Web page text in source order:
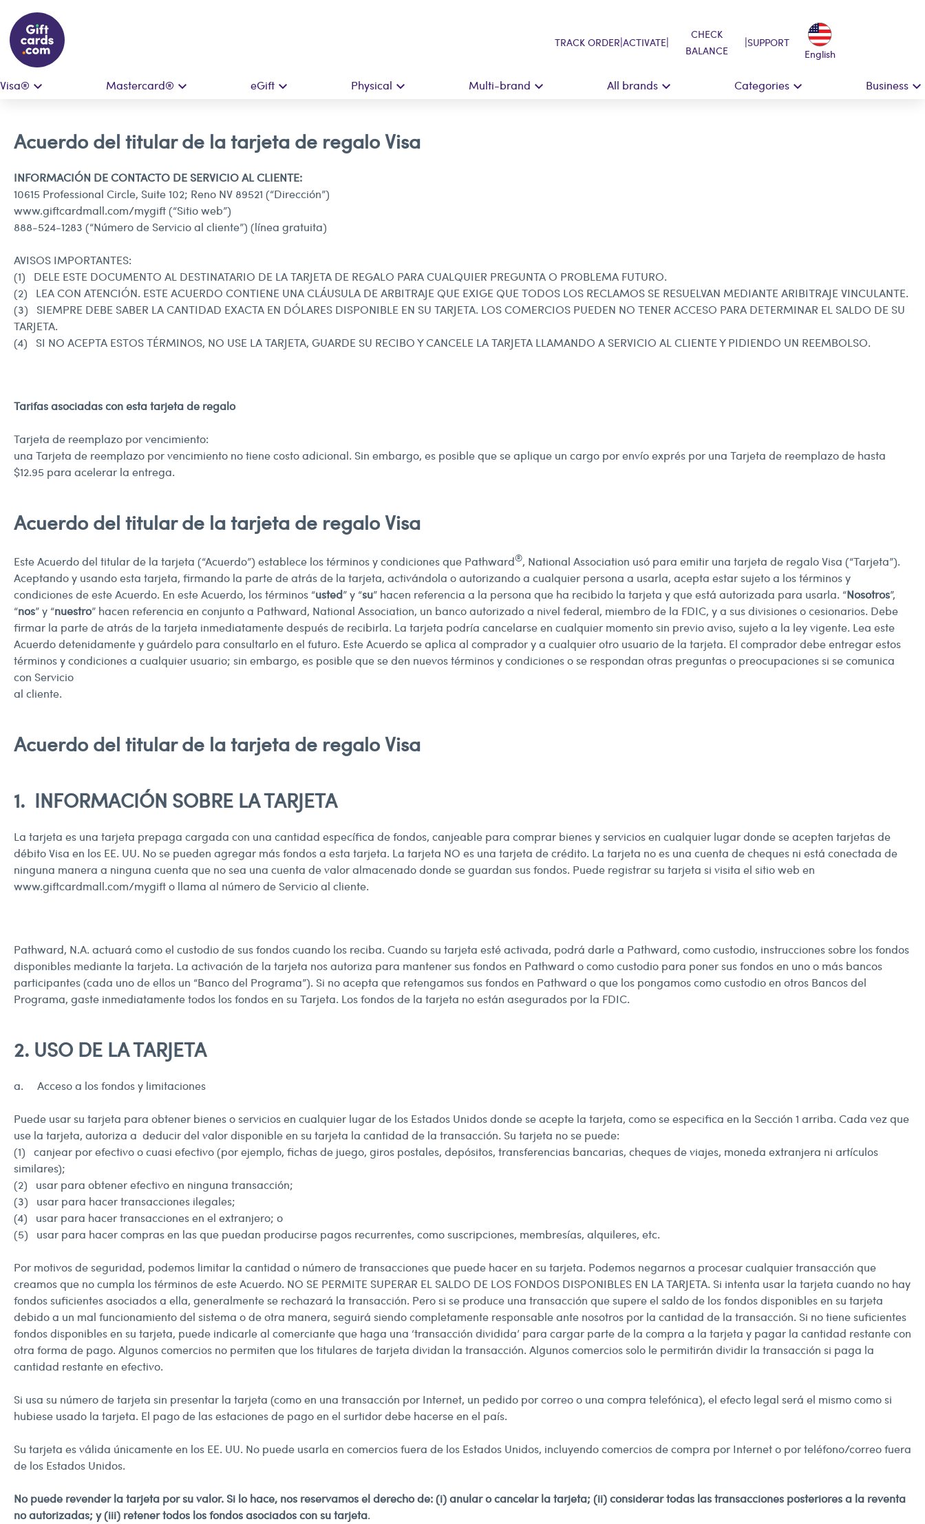
TRACK ORDER|ACTIVATE|
CHECK
BALANCE
|SUPPORT
English
Visa® Mastercard® eGift Physical Multi-brand All brands Categories Business
Acuerdo del titular de la tarjeta de regalo Visa
INFORMACIÓN DE CONTACTO DE SERVICIO AL CLIENTE:
10615 Professional Circle, Suite 102; Reno NV 89521 (“Dirección”)
www.giftcardmall.com/mygift(“Sitio web”)
888-524-1283 (“Número de Servicio al cliente”) (línea gratuita)
AVISOS IMPORTANTES:
(1) DELE ESTE DOCUMENTO AL DESTINATARIO DE LA TARJETA DE REGALO PARA CUALQUIER PREGUNTA O PROBLEMA FUTURO.
(2) LEA CON ATENCIÓN. ESTE ACUERDO CONTIENE UNA CLÁUSULA DE ARBITRAJE QUE EXIGE QUE TODOS LOS RECLAMOS SE RESUELVAN MEDIANTE ARIBITRAJE VINCULANTE.
(3) SIEMPRE DEBE SABER LA CANTIDAD EXACTA EN DÓLARES DISPONIBLE EN SU TARJETA. LOS COMERCIOS PUEDEN NO TENER ACCESO PARA DETERMINAR EL SALDO DE SU
TARJETA.
(4) SI NO ACEPTA ESTOS TÉRMINOS, NO USE LA TARJETA, GUARDE SU RECIBO Y CANCELE LA TARJETA LLAMANDO A SERVICIO AL CLIENTE Y PIDIENDO UN REEMBOLSO.
Tarifas asociadas con esta tarjeta de regalo
Tarjeta de reemplazo por vencimiento:
una Tarjeta de reemplazo por vencimiento no tiene costo adicional. Sin embargo, es posible que se aplique un cargo por envío exprés por una Tarjeta de reemplazo de hasta
$12.95 para acelerar la entrega.
Acuerdo del titular de la tarjeta de regalo Visa
Este Acuerdo del titular de la tarjeta (“Acuerdo”) establece los términos y condiciones que Pathward®, National Association usó para emitir una tarjeta de regalo Visa (“Tarjeta”).
Aceptando y usando esta tarjeta, firmando la parte de atrás de la tarjeta, activándola o autorizando a cualquier persona a usarla, acepta estar sujeto a los términos y
condiciones de este Acuerdo. En este Acuerdo, los términos “usted” y “su” hacen referencia a la persona que ha recibido la tarjeta y que está autorizada para usarla. “Nosotros”,
“nos” y “nuestro” hacen referencia en conjunto a Pathward, National Association, un banco autorizado a nivel federal, miembro de la FDIC, y a sus divisiones o cesionarios. Debe
firmar la parte de atrás de la tarjeta inmediatamente después de recibirla. La tarjeta podría cancelarse en cualquier momento sin previo aviso, sujeto a la ley vigente. Lea este
Acuerdo detenidamente y guárdelo para consultarlo en el futuro. Este Acuerdo se aplica al comprador y a cualquier otro usuario de la tarjeta. El comprador debe entregar estos
términos y condiciones a cualquier usuario; sin embargo, es posible que se den nuevos términos y condiciones o se respondan otras preguntas o preocupaciones si se comunica
con Servicio
al cliente.
Acuerdo del titular de la tarjeta de regalo Visa
1. INFORMACIÓN SOBRE LA TARJETA
La tarjeta es una tarjeta prepaga cargada con una cantidad específica de fondos, canjeable para comprar bienes y servicios en cualquier lugar donde se acepten tarjetas de
débito Visa en los EE. UU. No se pueden agregar más fondos a esta tarjeta. La tarjeta NO es una tarjeta de crédito. La tarjeta no es una cuenta de cheques ni está conectada de
ninguna manera a ninguna cuenta que no sea una cuenta de valor almacenado donde se guardan sus fondos. Puede registrar su tarjeta si visita el sitio web en
www.giftcardmall.com/mygifto llama al número de Servicio al cliente.
Pathward, N.A. actuará como el custodio de sus fondos cuando los reciba. Cuando su tarjeta esté activada, podrá darle a Pathward, como custodio, instrucciones sobre los fondos
disponibles mediante la tarjeta. La activación de la tarjeta nos autoriza para mantener sus fondos en Pathward o como custodio para poner sus fondos en uno o más bancos
participantes (cada uno de ellos un “Banco del Programa”). Si no acepta que retengamos sus fondos en Pathward o que los pongamos como custodio en otros Bancos del
Programa, gaste inmediatamente todos los fondos en su Tarjeta. Los fondos de la tarjeta no están asegurados por la FDIC.
2. USO DE LA TARJETA
a. Acceso a los fondos y limitaciones
Puede usar su tarjeta para obtener bienes o servicios en cualquier lugar de los Estados Unidos donde se acepte la tarjeta, como se especifica en la Sección 1 arriba. Cada vez que
use la tarjeta, autoriza a deducir del valor disponible en su tarjeta la cantidad de la transacción. Su tarjeta no se puede:
(1) canjear por efectivo o cuasi efectivo (por ejemplo, fichas de juego, giros postales, depósitos, transferencias bancarias, cheques de viajes, moneda extranjera ni artículos
similares);
(2) usar para obtener efectivo en ninguna transacción;
(3) usar para hacer transacciones ilegales;
(4) usar para hacer transacciones en el extranjero; o
(5) usar para hacer compras en las que puedan producirse pagos recurrentes, como suscripciones, membresías, alquileres, etc.
Por motivos de seguridad, podemos limitar la cantidad o número de transacciones que puede hacer en su tarjeta. Podemos negarnos a procesar cualquier transacción que
creamos que no cumpla los términos de este Acuerdo. NO SE PERMITE SUPERAR EL SALDO DE LOS FONDOS DISPONIBLES EN LA TARJETA. Si intenta usar la tarjeta cuando no hay
fondos suficientes asociados a ella, generalmente se rechazará la transacción. Pero si se produce una transacción que supere el saldo de los fondos disponibles en su tarjeta
debido a un mal funcionamiento del sistema o de otra manera, seguirá siendo completamente responsable ante nosotros por la cantidad de la transacción. Si no tiene suficientes
fondos disponibles en su tarjeta, puede indicarle al comerciante que haga una ‘transacción dividida’ para cargar parte de la compra a la tarjeta y pagar la cantidad restante con
otra forma de pago. Algunos comercios no permiten que los titulares de tarjeta dividan la transacción. Algunos comercios solo le permitirán dividir la transacción si paga la
cantidad restante en efectivo.
Si usa su número de tarjeta sin presentar la tarjeta (como en una transacción por Internet, un pedido por correo o una compra telefónica), el efecto legal será el mismo como si
hubiese usado la tarjeta. El pago de las estaciones de pago en el surtidor debe hacerse en el país.
Su tarjeta es válida únicamente en los EE. UU. No puede usarla en comercios fuera de los Estados Unidos, incluyendo comercios de compra por Internet o por teléfono/correo fuera
de los Estados Unidos.
No puede revender la tarjeta por su valor. Si lo hace, nos reservamos el derecho de: (i) anular o cancelar la tarjeta; (ii) considerar todas las transacciones posteriores a la reventa
no autorizadas; y (iii) retener todos los fondos asociados con su tarjeta.